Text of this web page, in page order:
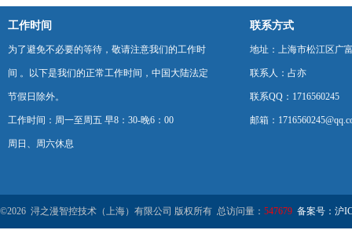
工作时间
为了避免不必要的等待，敬请注意我们的工作时
间 。以下是我们的正常工作时间，中国大陆法定
节假日除外。
工作时间：周一至周五 早8：30-晚6：00
周日、周六休息
联系方式
地址：上海市松江区广
联系人：占亦
联系QQ：1716560245
邮箱：
©2026 浔之漫智控技术（上海）有限公司 版权所有 总访问量： 547679 备案号：沪